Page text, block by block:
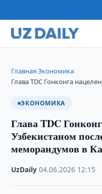
Главная›Экономика›
Глава TDC Гонконга
ЭКОНОМИКА
Глава TDC
Узбекистаном
меморандумов в
UzDaily ·04.06.2026 12:15